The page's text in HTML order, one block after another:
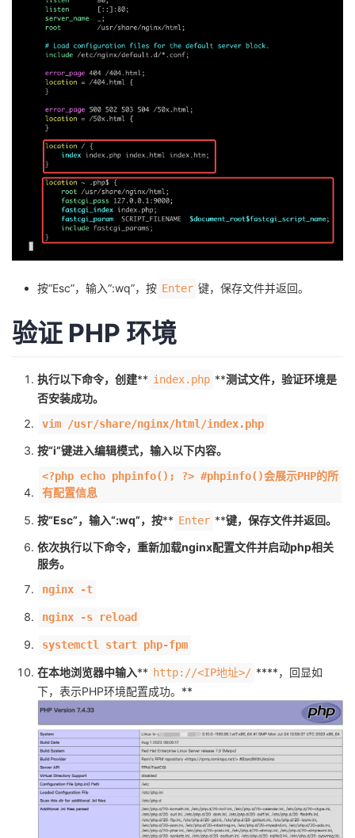
按“Esc”，输入“:wq”，按 Enter 键，保存文件并返回。
验证 PHP 环境
执行以下命令，创建** index.php **测试文件，验证环境是
否安装成功。
vim /usr/share/nginx/html/index.php
按“i”键进入编辑模式，输入以下内容。
<?php echo phpinfo(); ?> #phpinfo()会展示PHP的所
有配置信息
按“Esc”，输入“:wq”，按** Enter **键，保存文件并返回。
依次执行以下命令，重新加载nginx配置文件并启动php相关
服务。
nginx -t
nginx -s reload
systemctl start php-fpm
在本地浏览器中输入** http://<IP地址>/ ****，回显如
下，表示PHP环境配置成功。**